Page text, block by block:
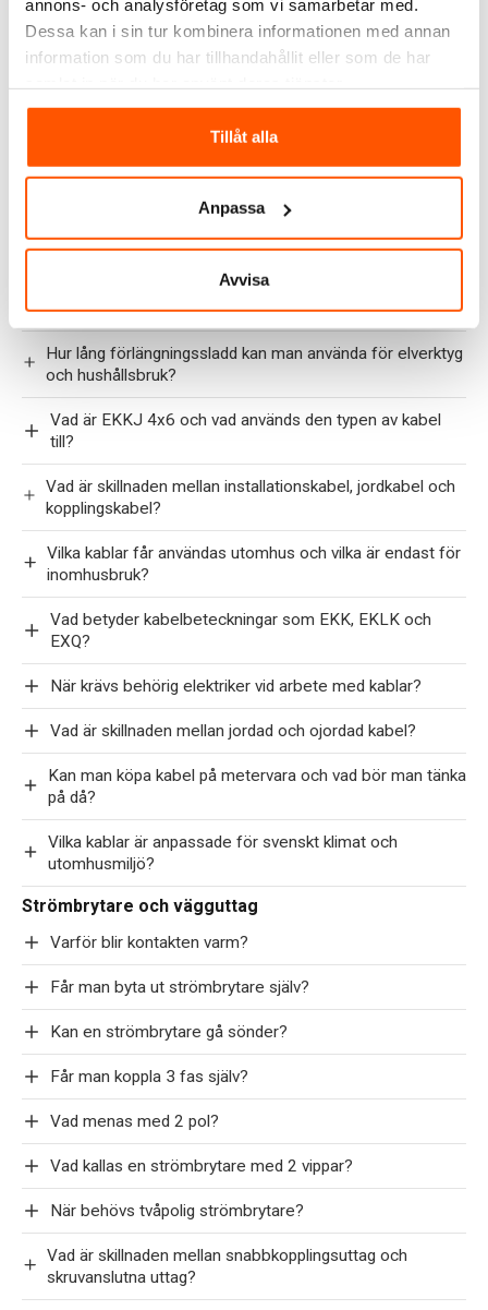
annons- och analysföretag som vi samarbetar med.
Dessa kan i sin tur kombinera informationen med annan
information som du har tillhandahållit eller som de har
Tillåt alla
Anpassa
Avvisa
Kan kWh-mätare användas ihop med smarta hem-
system?
Vad betyder noggrannhetsklass, till exempel klass 1 eller
B?
Får man installera en kWh-mätare själv?
Kablar
Hur lång skarvsladd kan man ha utan att det påverkar
säkerhet och funktion?
Hur lång förlängningssladd kan man använda för elverktyg
och hushållsbruk?
Vad är EKKJ 4x6 och vad används den typen av kabel
till?
Vad är skillnaden mellan installationskabel, jordkabel och
kopplingskabel?
Vilka kablar får användas utomhus och vilka är endast för
inomhusbruk?
Vad betyder kabelbeteckningar som EKK, EKLK och
EXQ?
När krävs behörig elektriker vid arbete med kablar?
Vad är skillnaden mellan jordad och ojordad kabel?
Kan man köpa kabel på metervara och vad bör man tänka
på då?
Vilka kablar är anpassade för svenskt klimat och
utomhusmiljö?
Strömbrytare och vägguttag
Varför blir kontakten varm?
Får man byta ut strömbrytare själv?
Kan en strömbrytare gå sönder?
Får man koppla 3 fas själv?
Vad menas med 2 pol?
Vad kallas en strömbrytare med 2 vippar?
När behövs tvåpolig strömbrytare?
Vad är skillnaden mellan snabbkopplingsuttag och
skruvanslutna uttag?